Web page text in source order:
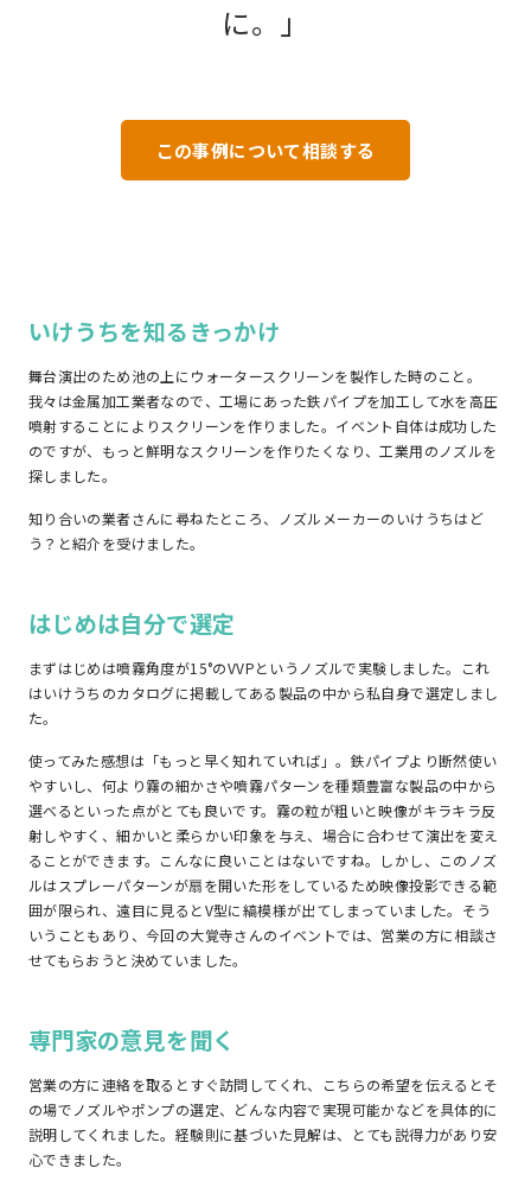
に。」
この事例について相談する
いけうちを知るきっかけ
舞台演出のため池の上にウォータースクリーンを製作した時のこと。
我々は金属加工業者なので、工場にあった鉄パイプを加工して水を高圧
噴射することによりスクリーンを作りました。イベント自体は成功した
のですが、もっと鮮明なスクリーンを作りたくなり、工業用のノズルを
探しました。
知り合いの業者さんに尋ねたところ、ノズルメーカーのいけうちはど
う？と紹介を受けました。
はじめは自分で選定
まずはじめは噴霧角度が15°のVVPというノズルで実験しました。これ
はいけうちのカタログに掲載してある製品の中から私自身で選定しまし
た。
使ってみた感想は「もっと早く知れていれば」。鉄パイプより断然使い
やすいし、何より霧の細かさや噴霧パターンを種類豊富な製品の中から
選べるといった点がとても良いです。霧の粒が粗いと映像がキラキラ反
射しやすく、細かいと柔らかい印象を与え、場合に合わせて演出を変え
ることができます。こんなに良いことはないですね。しかし、このノズ
ルはスプレーパターンが扇を開いた形をしているため映像投影できる範
囲が限られ、遠目に見るとV型に縞模様が出てしまっていました。そう
いうこともあり、今回の大覚寺さんのイベントでは、営業の方に相談さ
せてもらおうと決めていました。
専門家の意見を聞く
営業の方に連絡を取るとすぐ訪問してくれ、こちらの希望を伝えるとそ
の場でノズルやポンプの選定、どんな内容で実現可能かなどを具体的に
説明してくれました。経験則に基づいた見解は、とても説得力があり安
心できました。